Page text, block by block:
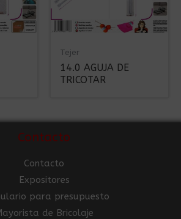
Tejer
14.0 AGUJA DE
TRICOTAR
Contacto
Contacto
Expositores
para presupuesto
de Bricolaje